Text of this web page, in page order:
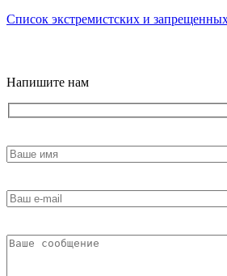
Список экстремистских и
Напишите нам